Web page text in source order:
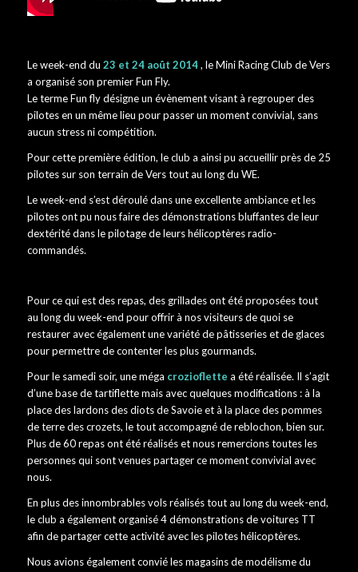
Le week-end du 23 et 24 août 2014, le Mini Racing Club de Vers
a organisé son premier Fun Fly.
Le terme Fun fly désigne un évènement visant à regrouper des
pilotes en un même lieu pour passer un moment convivial, sans
aucun stress ni compétition.
Pour cette première édition, le club a ainsi pu accueillir près de 25
pilotes sur son terrain de Vers tout au long du WE.
Le week-end s’est déroulé dans une excellente ambiance et les
pilotes ont pu nous faire des démonstrations bluffantes de leur
dextérité dans le pilotage de leurs hélicoptères radio-
commandés.
Pour ce qui est des repas, des grillades ont été proposées tout
au long du week-end pour offrir à nos visiteurs de quoi se
restaurer avec également une variété de pâtisseries et de glaces
pour permettre de contenter les plus gourmands.
Pour le samedi soir, une méga crozioflette a été réalisée. Il s’agit
d’une base de tartiflette mais avec quelques modifications : à la
place des lardons des diots de Savoie et à la place des pommes
de terre des crozets, le tout accompagné de reblochon, bien sur.
Plus de 60 repas ont été réalisés et nous remercions toutes les
personnes qui sont venues partager ce moment convivial avec
nous.
En plus des innombrables vols réalisés tout au long du week-end,
le club a également organisé 4 démonstrations de voitures TT
afin de partager cette activité avec les pilotes hélicoptères.
Nous avions également convié les magasins de modélisme du